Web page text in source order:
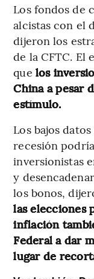
Los fondos de
alcistas con el
dijeron los
de la CFTC. El
que los
China a pesar
estímulo.
Los bajos
recesión
inversionistas
y
los bonos,
las elecciones
inflación
Federal a dar
lugar de